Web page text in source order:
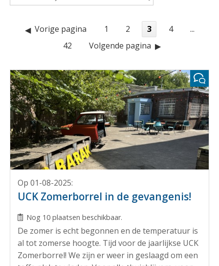
Vorige pagina 1 2 3 4
...
42
Volgende pagina
Op 01-08-2025:
UCK Zomerborrel in de gevangenis!
Nog 10 plaatsen beschikbaar.
De zomer is echt begonnen en de temperatuur is
al tot zomerse hoogte. Tijd voor de jaarlijkse UCK
Zomerborrel! We zijn er weer in geslaagd om een